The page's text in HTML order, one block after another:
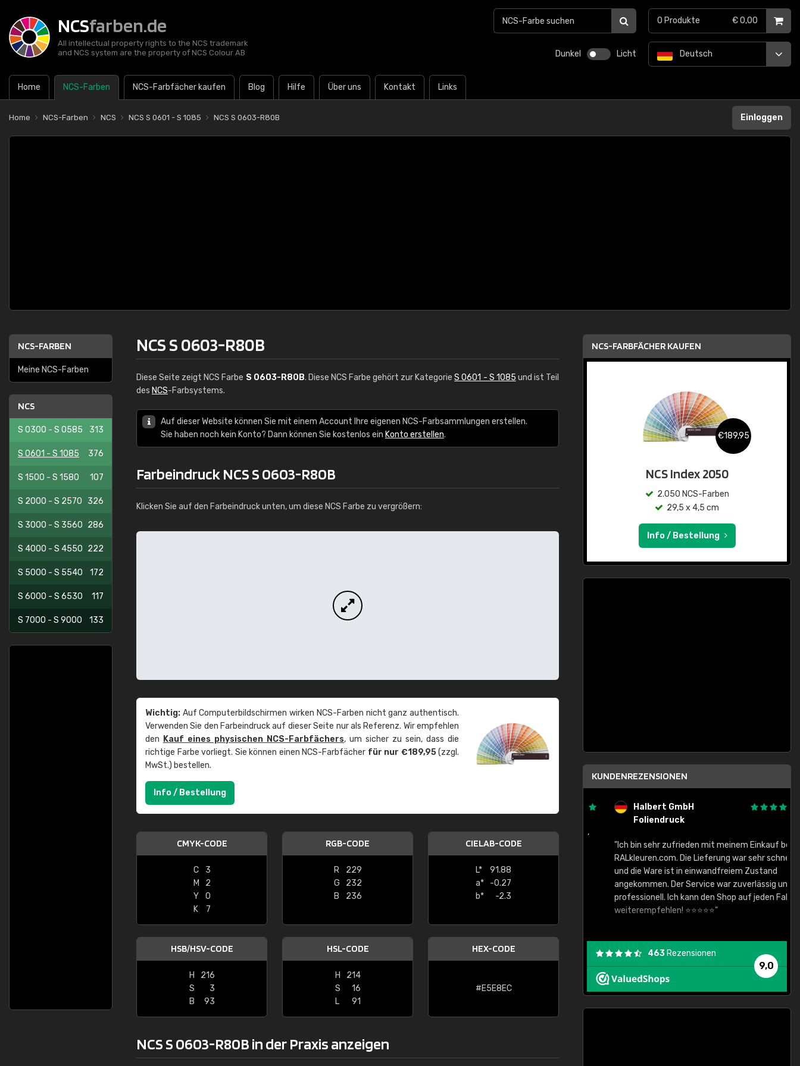
NCSfarben.de
All intellectual property rights to the NCS trademark
and NCS system are the property of NCS Colour AB
Dunkel Licht
Home NCS-Farben NCS-Farbfächer kaufen Blog Hilfe Über uns Kontakt Links
Deutsch
0 Produkte € 0,00
Home NCS-Farben NCS NCS S 0601 - S 1085 NCS S 0603-R80B Einloggen
NCS-FARBEN
Meine NCS-Farben
NCS
S 0300 - S 0585 313
S 0601 - S 1085 376
S 1500 - S 1580 107
S 2000 - S 2570 326
S 3000 - S 3560 286
S 4000 - S 4550 222
S 5000 - S 5540 172
S 6000 - S 6530 117
S 7000 - S 9000 133
NCS S 0603-R80B
Diese Seite zeigt NCS Farbe S 0603-R80B. Diese NCS Farbe gehört zur KategorieS 0601 - S 1085 und ist Teil
des NCS-Farbsystems.
Auf dieser Website können Sie mit einem Account Ihre eigenen NCS-Farbsammlungen erstellen.
Sie haben noch kein Konto? Dann können Sie kostenlos ein Konto erstellen.
Farbeindruck NCS S 0603-R80B
Klicken Sie auf den Farbeindruck unten, um diese NCS Farbe zu vergrößern:
Wichtig: Auf Computerbildschirmen wirken NCS-Farben nicht ganz authentisch.
Verwenden Sie den Farbeindruck auf dieser Seite nur als Referenz. Wir empfehlen
den Kauf eines physischen NCS-Farbfächers, um sicher zu sein, dass die
richtige Farbe vorliegt. Sie können einen NCS-Farbfächer für nur €189,95(zzgl.
MwSt.) bestellen.
Info / Bestellung
CMYK-CODE
C
3
M
2
Y
0
K
7
RGB-CODE
R
229
G
232
B
236
CIELAB-CODE
L*
91.88
a*
-0.27
b*
-2.3
HSB/HSV-CODE
H
216
S
3
B
93
HSL-CODE
H
214
S
16
L
91
HEX-CODE
#E5E8EC
NCS S 0603-R80B in der Praxis anzeigen
NCS-FARBFÄCHER KAUFEN
€189,95
NCS Index 2050
2.050 NCS-Farben
29,5 x 4,5 cm
Info / Bestellung
KUNDENREZENSIONEN
"Alles so, wie man es sich wünscht, gute Ware,
schnelle Lieferung."
Halbert GmbH
Foliendruck
"Ich bin sehr zufrieden mit meinem Einkauf bei
RALkleuren.com. Die Lieferung war sehr schnell
und die Ware ist in einwandfreiem Zustand
angekommen. Der Service war zuverlässig und
professionell. Ich kann den Shop auf jeden Fall
weiterempfehlen! ⭐⭐⭐⭐⭐"
9,0
463 Rezensionen